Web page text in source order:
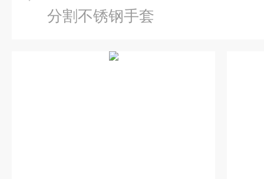
分割不锈钢手套